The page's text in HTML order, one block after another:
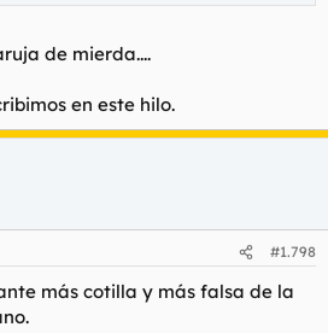
de mierda....
en este hilo.
#1.798
más cotilla y más falsa de la